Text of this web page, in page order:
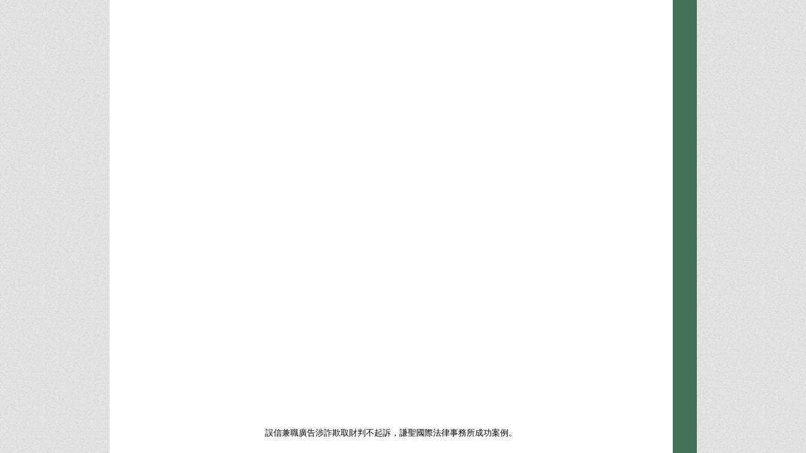
誤信兼職廣告涉詐欺取財判不起訴，謙聖國際法律事務所成功案例。